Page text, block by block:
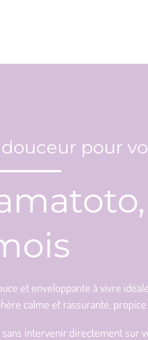
pour
et enveloppante à vivre
calme et rassurante, propice
intervenir directement sur